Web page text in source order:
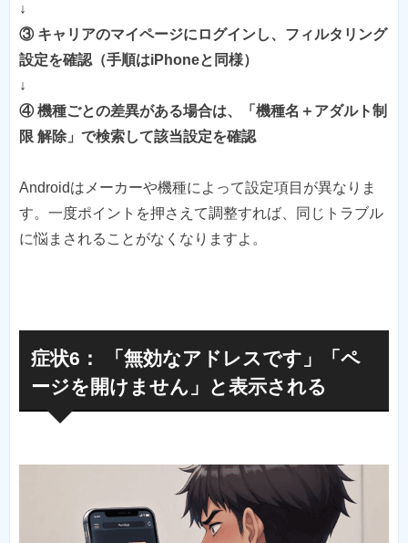
↓
③ キャリアのマイページにログインし、フィルタリング
設定を確認（手順はiPhoneと同様）
↓
④ 機種ごとの差異がある場合は、「機種名＋アダルト制
限 解除」で検索して該当設定を確認
Androidはメーカーや機種によって設定項目が異なりま
す。一度ポイントを押さえて調整すれば、同じトラブル
に悩まされることがなくなりますよ。
症状6： 「無効なアドレスです」「ペ
ージを開けません」と表示される